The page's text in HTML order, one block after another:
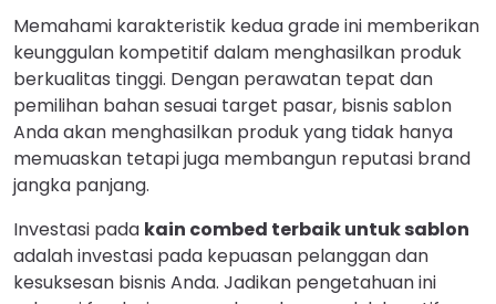
Memahami karakteristik kedua grade ini memberikan
keunggulan kompetitif dalam menghasilkan produk
berkualitas tinggi. Dengan perawatan tepat dan
pemilihan bahan sesuai target pasar, bisnis sablon
Anda akan menghasilkan produk yang tidak hanya
memuaskan tetapi juga membangun reputasi brand
jangka panjang.
Investasi pada kain combed terbaik untuk sablon
adalah investasi pada kepuasan pelanggan dan
kesuksesan bisnis Anda. Jadikan pengetahuan ini